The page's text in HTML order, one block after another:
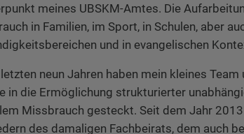
meines UBSKM-Amtes. Die
in Familien, im Sport, in Schulen, aber
und in evangelischen
neun Jahren haben mein kleines Team
in die Ermöglichung strukturierter
Missbrauch gesteckt. Seit dem Jahr
des damaligen Fachbeirats, dem auch